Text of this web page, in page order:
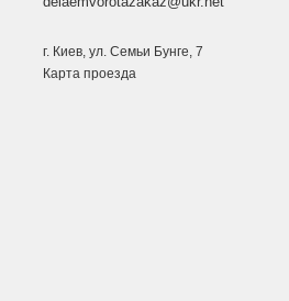
г. Киев, ул. Семьи Бунге, 7
Карта проезда